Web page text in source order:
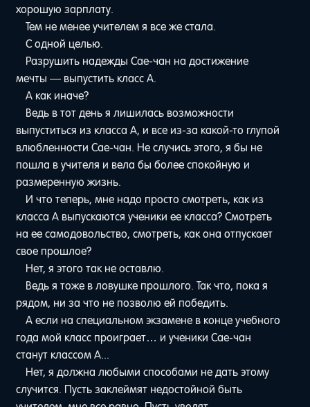
хорошую зарплату.
Тем не менее учителем я все же стала.
С одной целью.
Разрушить надежды Сае-чан на достижение
мечты — выпустить класс A.
А как иначе?
Ведь в тот день я лишилась возможности
выпуститься из класса A, и все из-за какой-то глупой
влюбленности Сае-чан. Не случись этого, я бы не
пошла в учителя и вела бы более спокойную и
размеренную жизнь.
И что теперь, мне надо просто смотреть, как из
класса A выпускаются ученики ее класса? Смотреть
на ее самодовольство, смотреть, как она отпускает
свое прошлое?
Нет, я этого так не оставлю.
Ведь я тоже в ловушке прошлого. Так что, пока я
рядом, ни за что не позволю ей победить.
А если на специальном экзамене в конце учебного
года мой класс проиграет… и ученики Сае-чан
станут классом A...
Нет, я должна любыми способами не дать этому
случится. Пусть заклеймят недостойной быть